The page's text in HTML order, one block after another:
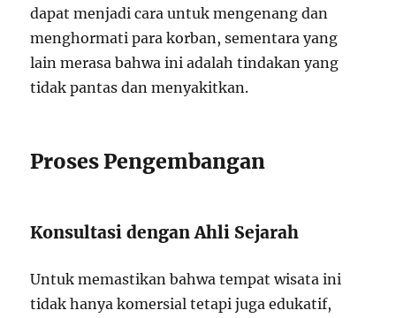
dapat menjadi cara untuk mengenang dan
menghormati para korban, sementara yang
lain merasa bahwa ini adalah tindakan yang
tidak pantas dan menyakitkan.
Proses Pengembangan
Konsultasi dengan Ahli Sejarah
Untuk memastikan bahwa tempat wisata ini
tidak hanya komersial tetapi juga edukatif,